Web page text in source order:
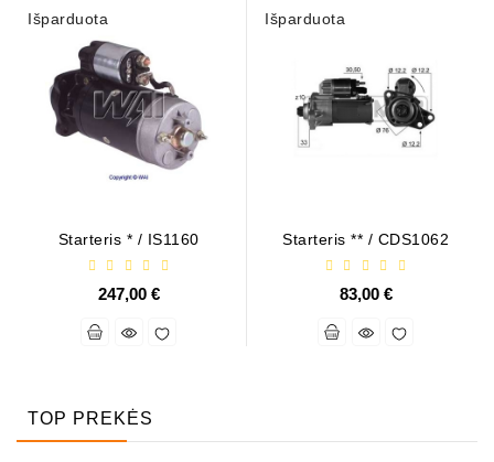
Išparduota
Starteris * / IS1160
247,00 €
Išparduota
Starteris ** / CDS1062
83,00 €
TOP PREKĖS